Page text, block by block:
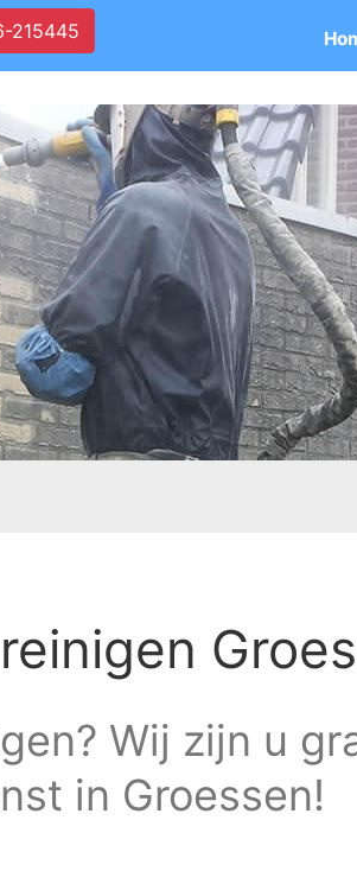
215445
Wij zijn u
in Groessen!